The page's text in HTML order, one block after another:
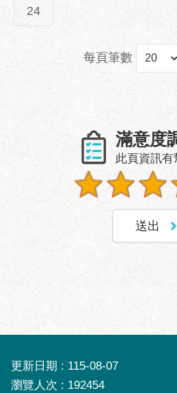
24
每頁筆數
滿意度
此頁資訊有
更新日期
115-08-07
瀏覽人次
192454